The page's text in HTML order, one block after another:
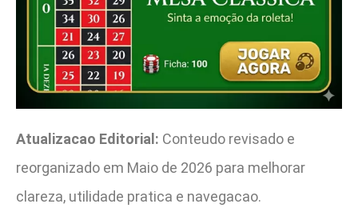
Atualizacao Editorial: Conteudo revisado e
reorganizado em Maio de 2026 para melhorar
clareza, utilidade pratica e navegacao.